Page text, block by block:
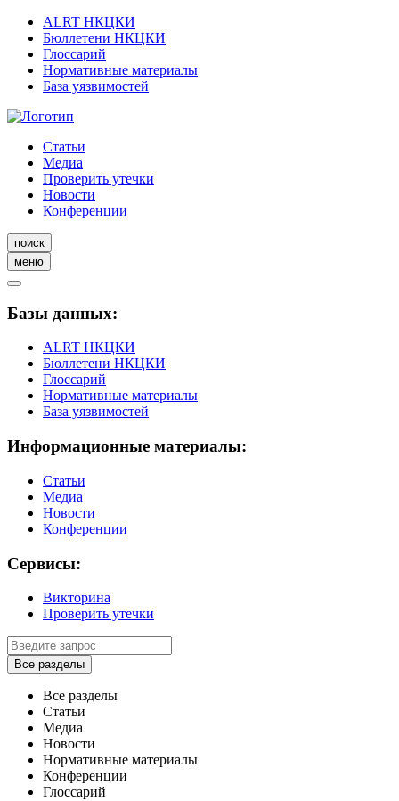
ALRT НКЦКИ
Бюллетени НКЦКИ
Глоссарий
Нормативные материалы
База уязвимостей
Статьи
Медиа
Проверить утечки
Новости
Конференции
поиск
меню
Базы данных:
ALRT НКЦКИ
Бюллетени НКЦКИ
Глоссарий
Нормативные материалы
База уязвимостей
Информационные материалы:
Статьи
Медиа
Новости
Конференции
Сервисы:
Викторина
Проверить утечки
Все разделы
Все разделы
Статьи
Медиа
Новости
Нормативные материалы
Конференции
Глоссарий